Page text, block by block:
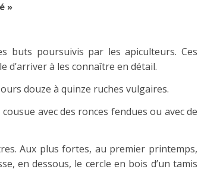
»
buts poursuivis par les apiculteurs. Ces
d’arriver à les connaître en détail.
douze à quinze ruches vulgaires.
avec des ronces fendues ou avec de
Aux plus fortes, au premier printemps,
en dessous, le cercle en bois d’un tamis